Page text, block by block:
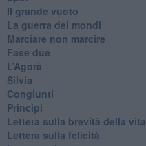
​Il grande vuoto
​La guerra dei mondi
Marciare non marcire
Fase due
L’Agorà
Silvia
Congiunti
Principi
​Lettera sulla brevità della vita
​Lettera sulla felicità